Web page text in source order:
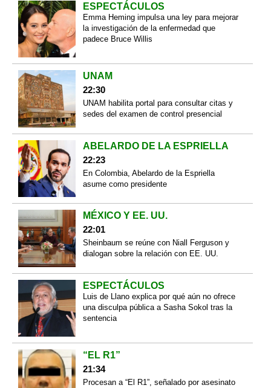
ESPECTÁCULOS
Emma Heming impulsa una ley para mejorar
la investigación de la enfermedad que
padece Bruce Willis
UNAM
22:30
UNAM habilita portal para consultar citas y
sedes del examen de control presencial
ABELARDO DE LA ESPRIELLA
22:23
En Colombia, Abelardo de la Espriella
asume como presidente
MÉXICO Y EE. UU.
22:01
Sheinbaum se reúne con Niall Ferguson y
dialogan sobre la relación con EE. UU.
ESPECTÁCULOS
Luis de Llano explica por qué aún no ofrece
una disculpa pública a Sasha Sokol tras la
sentencia
“EL R1”
21:34
Procesan a “El R1”, señalado por asesinato